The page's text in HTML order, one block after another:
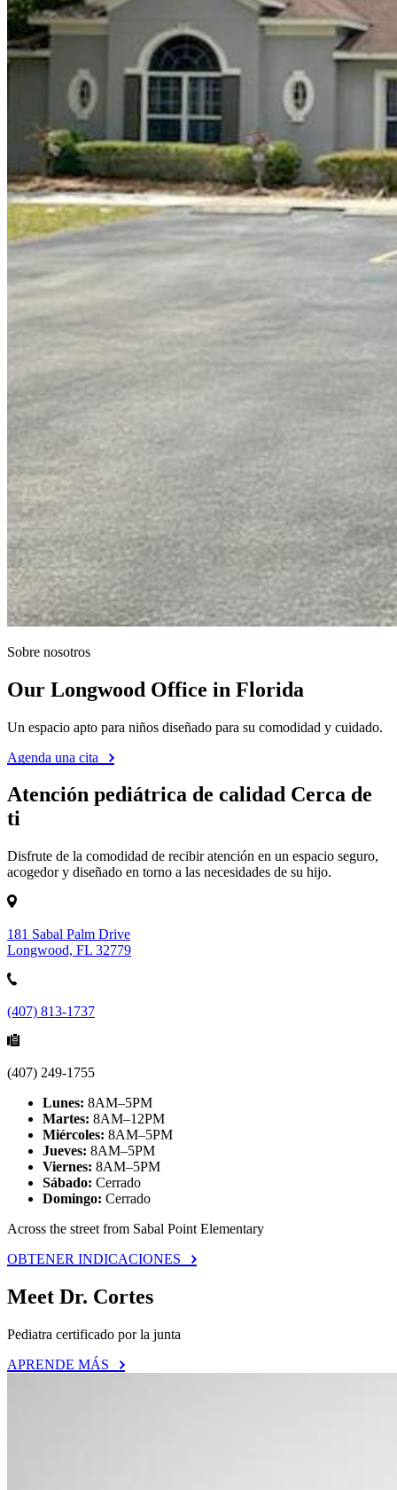
Sobre nosotros
Our Longwood Office in Florida
Un espacio apto para niños diseñado para su comodidad y cuidado.
Agenda una cita
Atención pediátrica de calidad Cerca de
ti
Disfrute de la comodidad de recibir atención en un espacio seguro,
acogedor y diseñado en torno a las necesidades de su hijo.
181 Sabal Palm Drive
Longwood, FL 32779
(407) 813-1737
(407) 249-1755
Lunes: 8AM–5PM
Martes: 8AM–12PM
Miércoles: 8AM–5PM
Jueves: 8AM–5PM
Viernes: 8AM–5PM
Sábado: Cerrado
Domingo: Cerrado
Across the street from Sabal Point Elementary
OBTENER INDICACIONES
Meet Dr. Cortes
Pediatra certificado por la junta
APRENDE MÁS